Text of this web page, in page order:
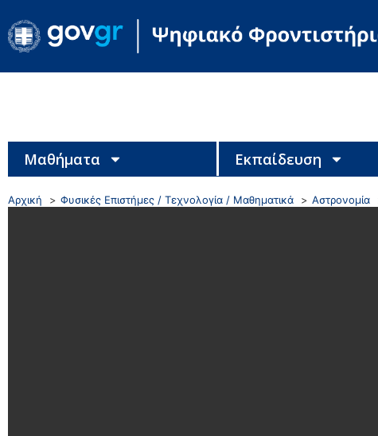
Μαθήματα Εκπαίδευση
Αρχική Φυσικές Επιστήμες / Τεχνολογία / Μαθηματικά Αστρονομία